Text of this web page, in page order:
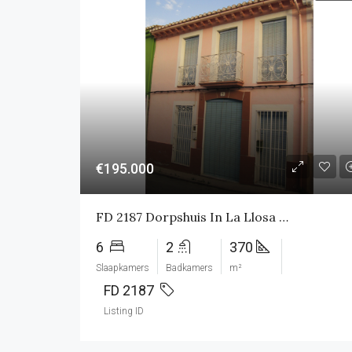
€195.000
FD 2187 Dorpshuis In La Llosa De Camacho
6
Slaapkamers
2
Badkamers
370
m²
FD 2187
Listing ID